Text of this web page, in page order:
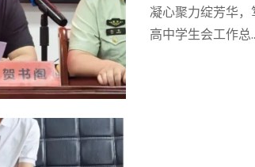
凝心聚力绽芳华
高中学生会工作总